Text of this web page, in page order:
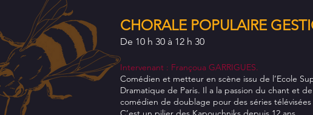
CHORALE POPULAIRE
De 10 h 30 à 12 h 30
Intervenant : Françoua GARRIGUES.
Comédien et metteur en scène issu de l’Ecole
Dramatique de Paris. Il a la passion du chant et
comédien de doublage pour des séries